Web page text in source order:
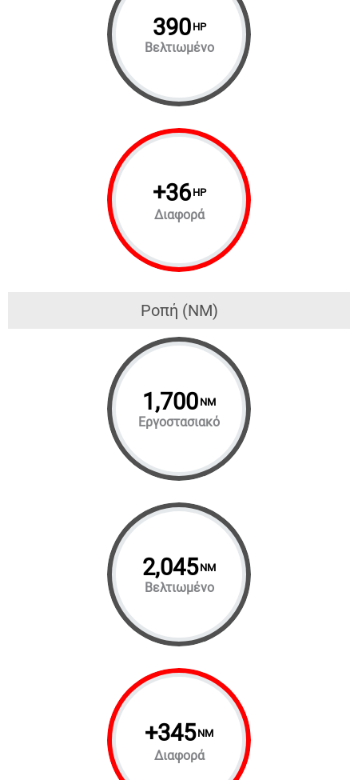
390 HP
Βελτιωμένο
+36 HP
Διαφορά
Ροπή (NM)
1,700 NM
Εργοστασιακό
2,045 NM
Βελτιωμένο
+345 NM
Διαφορά